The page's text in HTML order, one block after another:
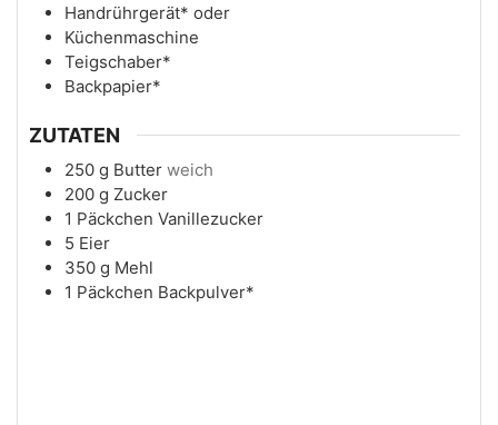
Handrührgerät* oder
Küchenmaschine
Teigschaber*
Backpapier*
ZUTATEN
250 g Butter weich
200 g Zucker
1 Päckchen Vanillezucker
5 Eier
350 g Mehl
1 Päckchen Backpulver*